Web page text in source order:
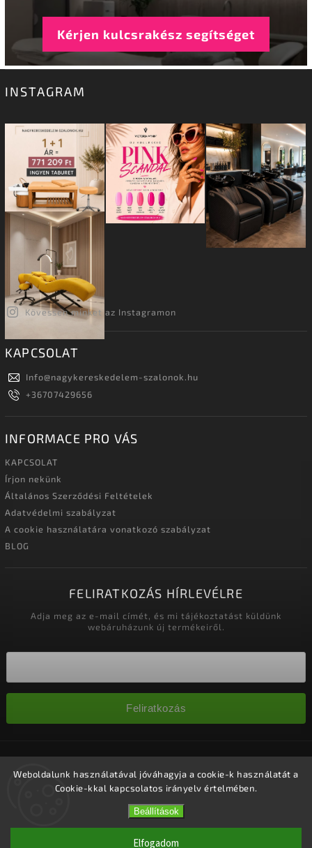
Weboldalunk használatával jóváhagyja a cookie-k használatát a
Cookie-kkal kapcsolatos irányelv értelmében.
Beállítások
Elfogadom
Kérjen kulcsrakész segítséget
INSTAGRAM
Kövessen minket az Instagramon
KAPCSOLAT
Info@nagykereskedelem-szalonok.hu
+36707429656
INFORMACE PRO VÁS
KAPCSOLAT
Írjon nekünk
Általános Szerződési Feltételek
Adatvédelmi szabályzat
A cookie használatára vonatkozó szabályzat
BLOG
FELIRATKOZÁS HÍRLEVÉLRE
Adja meg az e-mail címét, és mi tájékoztatást küldünk
webáruházunk új termékeiről.
Feliratkozás
fenntartva.
Süti beállítások szerkesztése
Shoptet| DesignShoptak.cz.